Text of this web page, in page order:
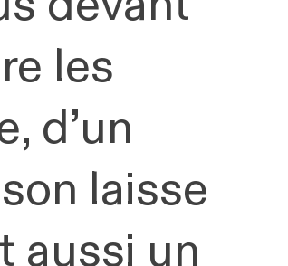
les
d’un
laisse
aussi un